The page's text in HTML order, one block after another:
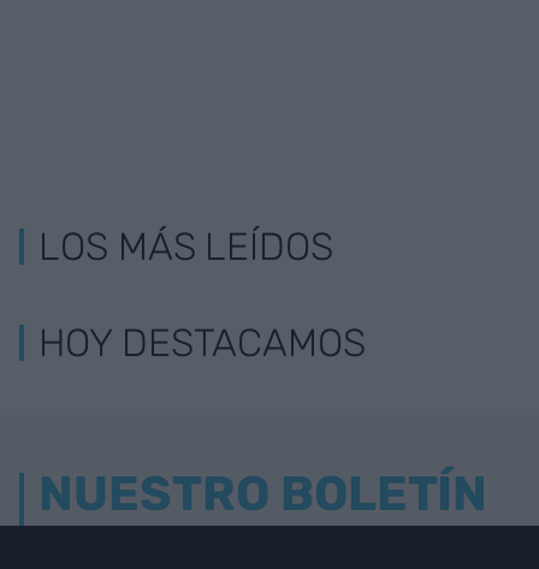
LOS MÁS LEÍDOS
HOY DESTACAMOS
NUESTRO BOLETÍN